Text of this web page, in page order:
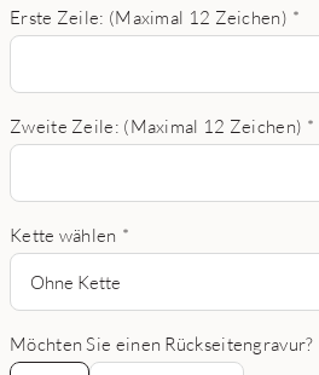
Erste Zeile: (Maximal 12 Zeichen) *
Zweite Zeile: (Maximal 12 Zeichen) *
Kette wählen *
Ohne Kette
Möchten Sie einen Rückseitengravur?
Nein